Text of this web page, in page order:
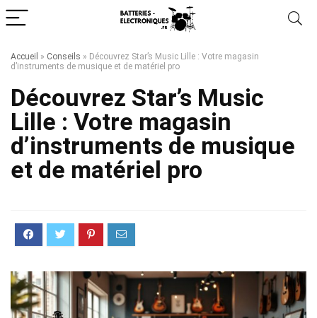
Accueil » Conseils » Découvrez Star’s Music Lille : Votre magasin
d’instruments de musique et de matériel pro
Découvrez Star’s Music
Lille : Votre magasin
d’instruments de musique
et de matériel pro